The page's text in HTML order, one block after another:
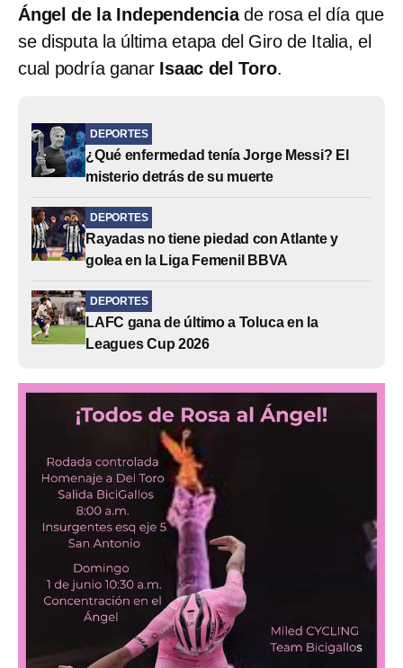
Ángel de la Independenciade rosa el día que
se disputa la última etapa del Giro de Italia, el
cual podría ganar Isaac del Toro.
DEPORTES
¿Qué enfermedad tenía Jorge Messi? El
misterio detrás de su muerte
DEPORTES
Rayadas no tiene piedad con Atlante y
golea en la Liga Femenil BBVA
DEPORTES
LAFC gana de último a Toluca en la
Leagues Cup 2026